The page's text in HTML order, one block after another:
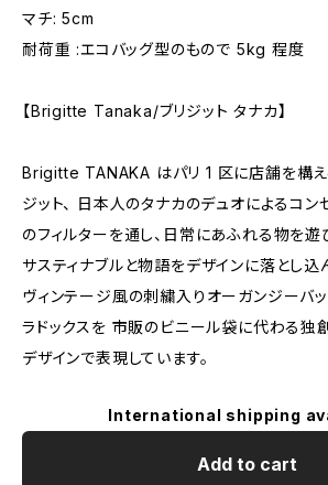
マチ: 5cm
耐荷重 :エコバッグ型のもので 5kg 程度
【Brigitte Tanaka/ブリジット タナカ】
Brigitte TANAKA はパリ 1 区に店舗を構え
ジット、 日本人のタナカのデュオによるコン
のフィルターを通し、日常にあふれる物を
サスティナブルと物語をデザインに落とし込
ヴィンテージ風の刺繍入りオーガンジーバ
ラドックスを 市販のビニール袋に代わる独
デザインで表現しています。
International shipping
Add to cart